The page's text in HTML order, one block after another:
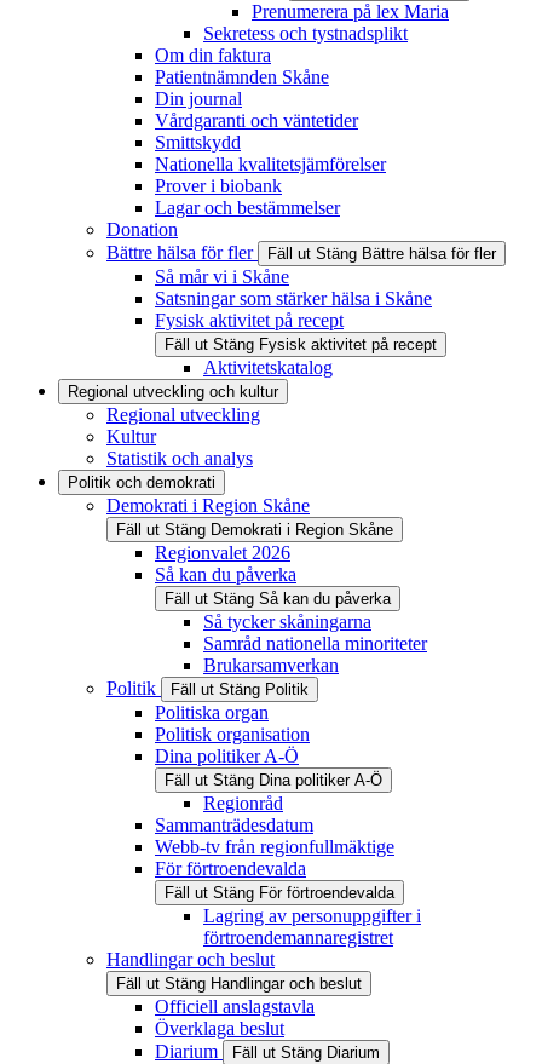
Prenumerera på lex Maria
Sekretess och tystnadsplikt
Om din faktura
Patientnämnden Skåne
Din journal
Vårdgaranti och väntetider
Smittskydd
Nationella kvalitetsjämförelser
Prover i biobank
Lagar och bestämmelser
Donation
Bättre hälsa för fler
Fäll ut Stäng Bättre hälsa för fler
Så mår vi i Skåne
Satsningar som stärker hälsa i Skåne
Fysisk aktivitet på recept
Fäll ut Stäng Fysisk aktivitet på recept
Aktivitetskatalog
Regional utveckling och kultur
Regional utveckling
Kultur
Statistik och analys
Politik och demokrati
Demokrati i Region Skåne
Fäll ut Stäng Demokrati i Region Skåne
Regionvalet 2026
Så kan du påverka
Fäll ut Stäng Så kan du påverka
Så tycker skåningarna
Samråd nationella minoriteter
Brukarsamverkan
Politik
Fäll ut Stäng Politik
Politiska organ
Politisk organisation
Dina politiker A-Ö
Fäll ut Stäng Dina politiker A-Ö
Regionråd
Sammanträdesdatum
Webb-tv från regionfullmäktige
För förtroendevalda
Fäll ut Stäng För förtroendevalda
Lagring av personuppgifter i
förtroendemannaregistret
Handlingar och beslut
Fäll ut Stäng Handlingar och beslut
Officiell anslagstavla
Överklaga beslut
Diarium
Fäll ut Stäng Diarium